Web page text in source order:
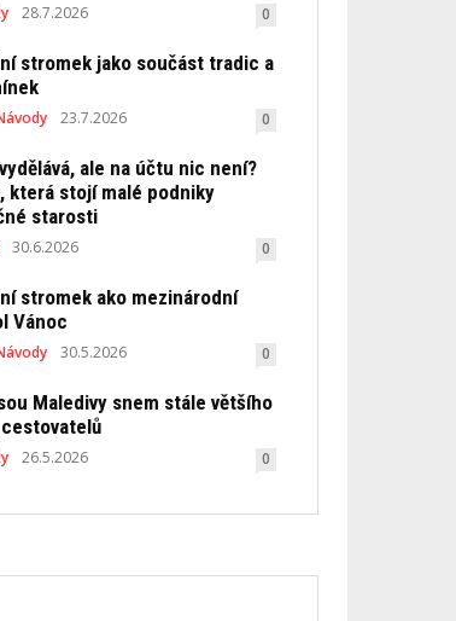
28.7.2026 0
stromek jako součást tradic a
23.7.2026 0
ale na účtu nic není?
která stojí malé podniky
starosti
30.6.2026 0
stromek ako mezinárodní
Vánoc
30.5.2026 0
Maledivy snem stále většího
26.5.2026 0